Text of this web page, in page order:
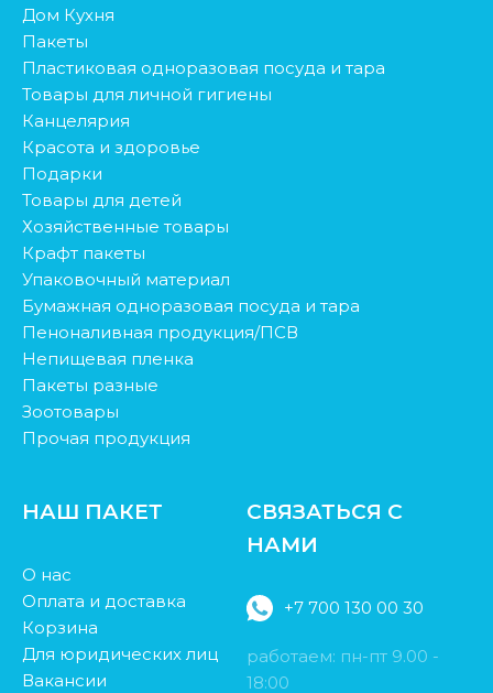
Дом Кухня
Пакеты
Пластиковая одноразовая посуда и тара
Товары для личной гигиены
Канцелярия
Красота и здоровье
Подарки
Товары для детей
Хозяйственные товары
Крафт пакеты
Упаковочный материал
Бумажная одноразовая посуда и тара
Пеноналивная продукция/ПСВ
Непищевая пленка
Пакеты разные
Зоотовары
Прочая продукция
НАШ ПАКЕТ
О нас
Оплата и доставка
Корзина
Для юридических лиц
Вакансии
СВЯЗАТЬСЯ С
НАМИ
+7 700 130 00 30
работаем: пн-пт 9.00 -
18:00